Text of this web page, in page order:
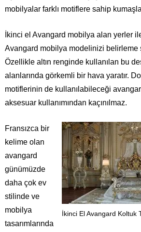
mobilyalar farklı motiflere sahip
İkinci el Avangard mobilya alan yerler
Avangard mobilya modelinizi belirleme
Özellikle altın renginde kullanılan bu
alanlarında görkemli bir hava yaratır.
motiflerinin de kullanılabileceği
aksesuar kullanımından kaçınılmaz.
İkinci El Avangard Koltuk
Fransızca bir
kelime olan
avangard
günümüzde
daha çok ev
stilinde ve
mobilya
tasarımlarında